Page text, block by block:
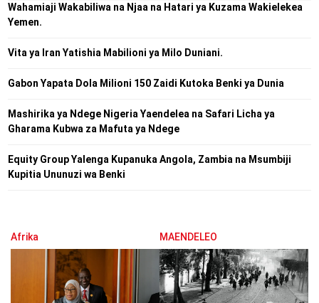
Wahamiaji Wakabiliwa na Njaa na Hatari ya Kuzama Wakielekea
Yemen.
Vita ya Iran Yatishia Mabilioni ya Milo Duniani.
Gabon Yapata Dola Milioni 150 Zaidi Kutoka Benki ya Dunia
Mashirika ya Ndege Nigeria Yaendelea na Safari Licha ya
Gharama Kubwa za Mafuta ya Ndege
Equity Group Yalenga Kupanuka Angola, Zambia na Msumbiji
Kupitia Ununuzi wa Benki
Afrika MAENDELEO